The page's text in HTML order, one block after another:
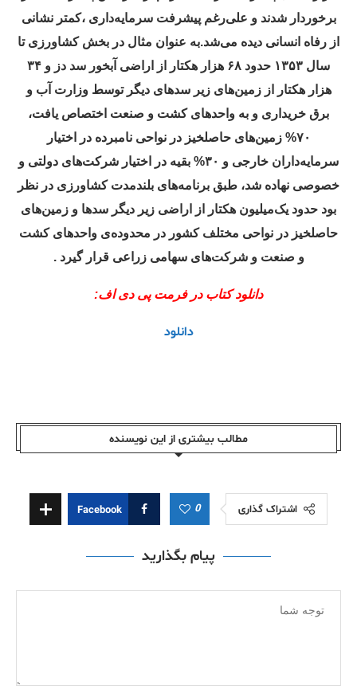
برخوردار شدند و علی‌رغم پیشرفت سرمایه‌داری ،کمتر نشانی
از رفاه انسانی دیده می‌شد.به عنوان مثال در بخش کشاورزی تا
سال ۱۳۵۳ حدود ۶۸ هزار هکتار از اراضی آبخور سد دز و ۳۴
هزار هکتار از زمین‌های زیر سد‌های دیگر توسط وزارت آب و
برق خریداری و به واحد‌های کشت و صنعت اختصاص یافت،
۷۰% زمین‌های حاصلخیز در نواحی نامبرده در اختیار
سرمایه‌داران خارجی و ۳۰% بقیه در اختیار شرکت‌های دولتی و
خصوصی نهاده شد، طبق برنامه‌های بلندمدت کشاورزی در نظر
بود حدود یک‌میلیون هکتار از اراضی زیر دیگر سد‌ها و زمین‌های
حاصلخیز در نواحی مختلف کشور در محدوده‌ی واحد‌های کشت
و صنعت و شرکت‌های سهامی زراعی قرار گیرد .
دانلود کتاب در فرمت پی دی اف:
دانلود
مطالب بیشتری از این نویسندە
اشتراک گذاری 0
Facebook
پیام بگذارید